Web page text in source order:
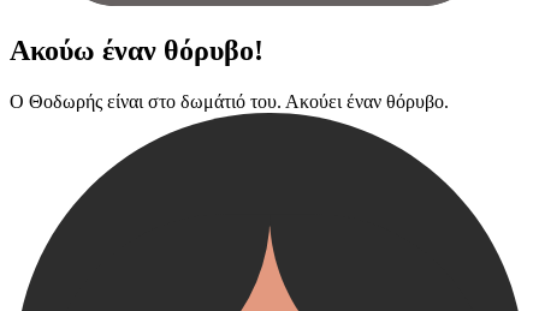
Ακούω έναν θόρυβο!
Ο Θοδωρής είναι στο δωμάτιό του. Ακούει έναν θόρυβο.